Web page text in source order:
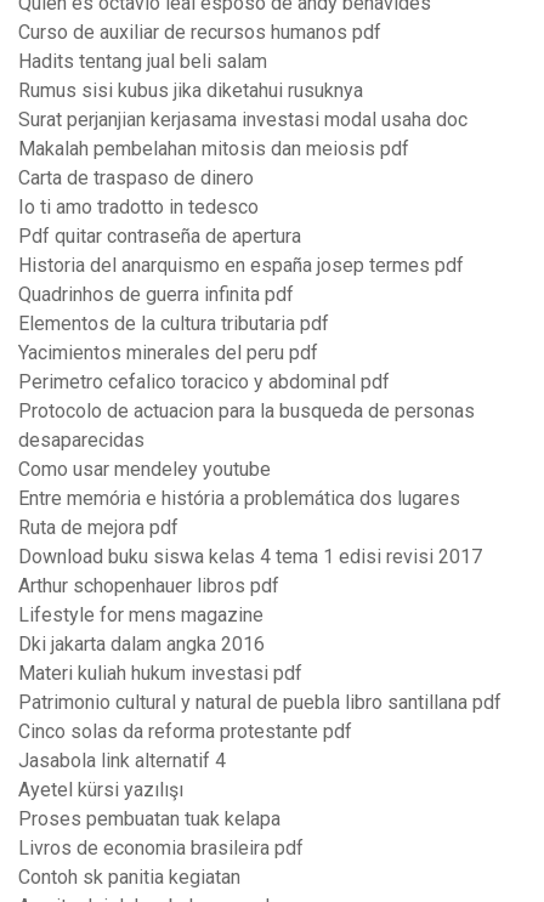
Curso de auxiliar de recursos humanos pdf
Hadits tentang jual beli salam
Rumus sisi kubus jika diketahui rusuknya
Surat perjanjian kerjasama investasi modal usaha doc
Makalah pembelahan mitosis dan meiosis pdf
Carta de traspaso de dinero
Io ti amo tradotto in tedesco
Pdf quitar contraseña de apertura
Historia del anarquismo en españa josep termes pdf
Quadrinhos de guerra infinita pdf
Elementos de la cultura tributaria pdf
Yacimientos minerales del peru pdf
Perimetro cefalico toracico y abdominal pdf
Protocolo de actuacion para la busqueda de personas
desaparecidas
Como usar mendeley youtube
Entre memória e história a problemática dos lugares
Ruta de mejora pdf
Download buku siswa kelas 4 tema 1 edisi revisi 2017
Arthur schopenhauer libros pdf
Lifestyle for mens magazine
Dki jakarta dalam angka 2016
Materi kuliah hukum investasi pdf
Patrimonio cultural y natural de puebla libro santillana pdf
Cinco solas da reforma protestante pdf
Jasabola link alternatif 4
Ayetel kürsi yazılışı
Proses pembuatan tuak kelapa
Livros de economia brasileira pdf
Contoh sk panitia kegiatan